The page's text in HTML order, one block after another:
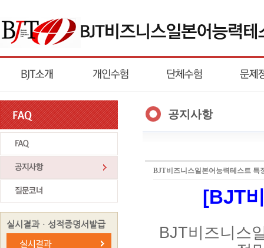
실시결과ㆍ성적증명서발급
공지사항
BJT비즈니스일본어능력테스트 특
[BJT
BJT비즈니스